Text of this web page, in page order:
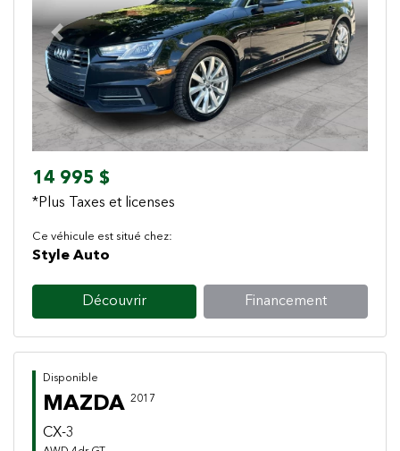
Previous Next
14 995 $
*Plus Taxes et licenses
Ce véhicule est situé chez:
Style Auto
Découvrir Financement
Disponible
MAZDA 2017
CX-3